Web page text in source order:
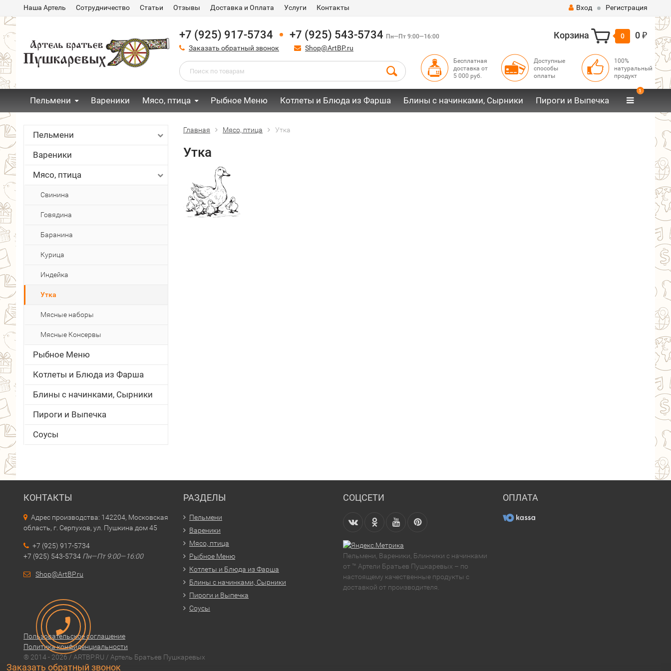
Наша Артель Сотрудничество Статьи Отзывы Доставка и Оплата Услуги Контакты Вход Регистрация
+7 (925) 917-5734 +7 (925) 543-5734 Пн—Пт 9:00—16:00
Заказать обратный звонок Shop@ArtBP.ru
Корзина 0 0 ₽
Бесплатная
доставка от
5 000 руб.
Доступные
способы
оплаты
100%
натуральный
продукт
Пельмени Вареники Мясо, птица Рыбное Меню Котлеты и Блюда из Фарша Блины с начинками, Сырники Пироги и Выпечка
1
Пельмени
Вареники
Мясо, птица
Свинина
Говядина
Баранина
Курица
Индейка
Утка
Мясные наборы
Мясные Консервы
Рыбное Меню
Котлеты и Блюда из Фарша
Блины с начинками, Сырники
Пироги и Выпечка
Соусы
Главная Мясо, птица Утка
Утка
КОНТАКТЫ
Адрес производства: 142204, Московская
область, г. Серпухов, ул. Пушкина дом 45
+7 (925) 917-5734
+7 (925) 543-5734 Пн—Пт 9:00—16:00
Shop@ArtBP.ru
РАЗДЕЛЫ
Пельмени
Вареники
Мясо, птица
Рыбное Меню
Котлеты и Блюда из Фарша
Блины с начинками, Сырники
Пироги и Выпечка
Соусы
СОЦСЕТИ
Пельмени, Вареники, Блинчики с начинками
от ™ Артели Братьев Пушкаревых – по
настоящему качественные продукты с
доставкой от производителя.
ОПЛАТА
Пользовательское соглашение
Политика конфиденциальности
® 2014 - 2026 / ARTBP.RU / Артель Братьев Пушкаревых
Заказать обратный звонок